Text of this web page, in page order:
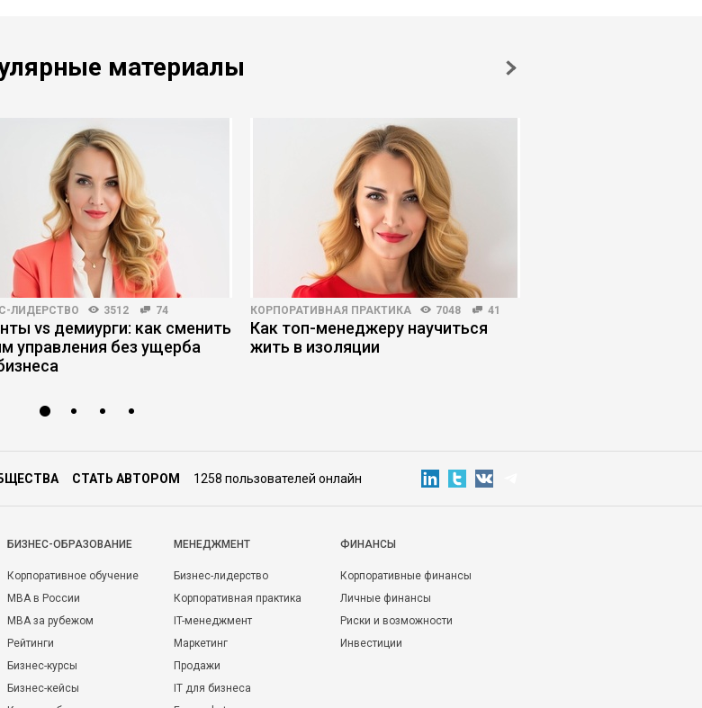
материалы
ЛИДЕРСТВО 3512 74
vs демиурги: как сменить
управления без ущерба
КОРПОРАТИВНАЯ ПРАКТИКА 7048 41
Как топ-менеджеру научиться
жить в изоляции
СТАТЬ АВТОРОМ 1258 пользователей онлайн
БИЗНЕС-ОБРАЗОВАНИЕ
Корпоративное обучение
MBA в России
MBA за рубежом
Рейтинги
Бизнес-курсы
Бизнес-кейсы
МЕНЕДЖМЕНТ
Бизнес-лидерство
Корпоративная практика
IT-менеджмент
Маркетинг
Продажи
IT для бизнеса
ФИНАНСЫ
Корпоративные финансы
Личные финансы
Риски и возможности
Инвестиции